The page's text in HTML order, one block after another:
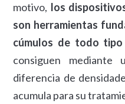
motivo, los
son herramientas
cúmulos de todo
consiguen mediante
diferencia de
acumula para su